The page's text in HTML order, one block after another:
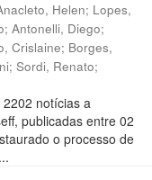
Helen; Lopes,
; Antonelli, Diego;
Crislaine; Borges,
; Sordi, Renato;
notícias a
publicadas entre 02
o processo de